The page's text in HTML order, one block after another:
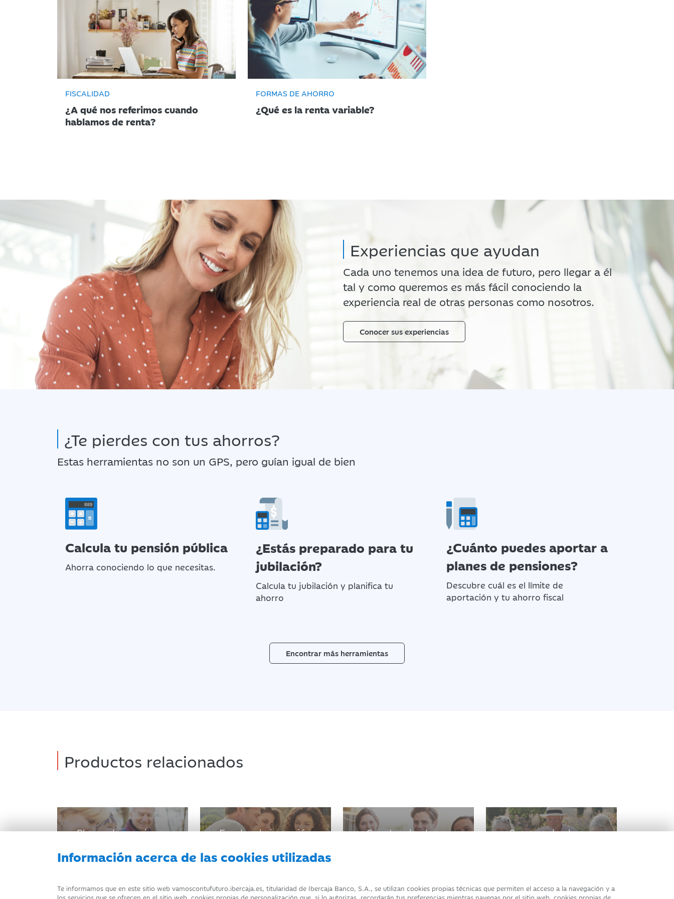
Información acerca de las cookies utilizadas
Te informamos que en este sitio web vamoscontufuturo.ibercaja.es, titularidad de Ibercaja Banco, S.A., se utilizan cookies propias técnicas que permiten el acceso a la navegación y a
los servicios que se ofrecen en el sitio web, cookies propias de personalización que, si lo autorizas, recordarán tus preferencias mientras navegas por el sitio web, cookies propias de
FISCALIDAD
¿A qué nos referimos cuando
hablamos de renta?
FORMAS DE AHORRO
¿Qué es la renta variable?
Experiencias que ayudan
Cada uno tenemos una idea de futuro, pero llegar a él
tal y como queremos es más fácil conociendo la
experiencia real de otras personas como nosotros.
Conocer sus experiencias
¿Te pierdes con tus ahorros?
Estas herramientas no son un GPS, pero guían igual de bien
Calcula tu pensión pública
Ahorra conociendo lo que necesitas.
¿Estás preparado para tu
jubilación?
Calcula tu jubilación y planifica tu
ahorro
¿Cuánto puedes aportar a
planes de pensiones?
Descubre cuál es el límite de
aportación y tu ahorro fiscal
Encontrar más herramientas
Productos relacionados
Planes de pensiones Fondos de inversión Cuentas de ahorro Seguros de ahorro